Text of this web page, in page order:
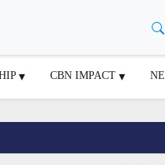
CBN IMPACT